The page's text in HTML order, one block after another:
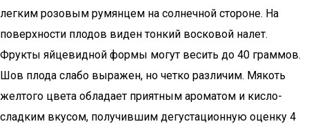
легким розовым румянцем на солнечной стороне. На
поверхности плодов виден тонкий восковой налет.
Фрукты яйцевидной формы могут весить до 40 граммов.
Шов плода слабо выражен, но четко различим. Мякоть
желтого цвета обладает приятным ароматом и кисло-
сладким вкусом, получившим дегустационную оценку 4